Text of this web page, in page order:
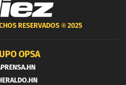
RESERVADOS ®2025
OPSA